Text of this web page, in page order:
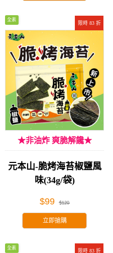
限時 83 折
全素
★非油炸 爽脆解饞★
元本山-脆烤海苔椒鹽風
味(34g/袋)
$99 $120
立即搶購
限時 83 折
全素